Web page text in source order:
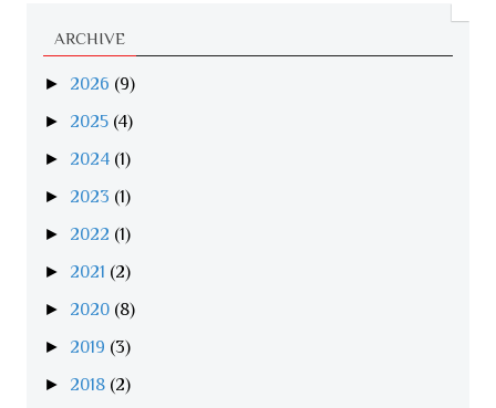
ARCHIVE
► 2026 (9)
► 2025 (4)
► 2024 (1)
► 2023 (1)
► 2022 (1)
► 2021 (2)
► 2020 (8)
► 2019 (3)
► 2018 (2)